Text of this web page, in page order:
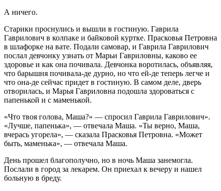
А ничего.
Старики проснулись и вышли в гостиную. Гаврила
Гаврилович в колпаке и байковой куртке. Прасковья Петровна
в шлафорке на вате. Подали самовар, и Гаврила Гаврилович
послал девчонку узнать от Марьи Гавриловны, каково ее
здоровье и как она почивала. Девчонка воротилась, объявляя,
что барышня почивала-де дурно, но что ей-де теперь легче и
что она-де сейчас придет в гостиную. В самом деле, дверь
отворилась, и Марья Гавриловна подошла здороваться с
папенькой и с маменькой.
«Что твоя голова, Маша?» — спросил Гаврила Гаврилович».
«Лучше, папенька», — отвечала Маша. «Ты верно, Маша,
вчерась угорела», — сказала Прасковья Петровна. «Может
быть, маменька», — отвечала Маша.
День прошел благополучно, но в ночь Маша занемогла.
Послали в город за лекарем. Он приехал к вечеру и нашел
больную в бреду.